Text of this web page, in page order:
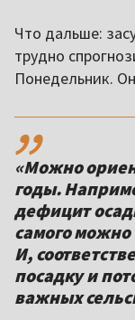
Что дальше:
трудно
Понедельник.
,,
«Можно
годы.
дефицит
самого можно
И,
посадку и
важных